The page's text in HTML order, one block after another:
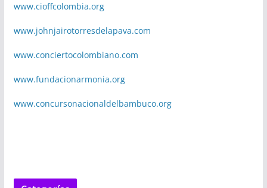
www.cioffcolombia.org
www.johnjairotorresdelapava.com
www.conciertocolombiano.com
www.fundacionarmonia.org
www.concursonacionaldelbambuco.org